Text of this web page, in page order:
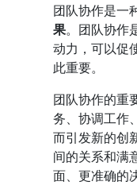
团队协作是一
果。团队协作
动力，可以促
此重要。
团队协作的重
务、协调工作
而引发新的创
间的关系和满
面、更准确的